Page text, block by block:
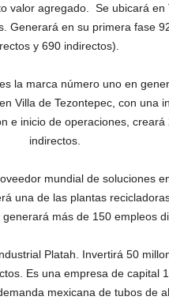
valor agregado. Se ubicará en
Generará en su primera fase
y 690 indirectos).
la marca número uno en
Villa de Tezontepec, con una
e inicio de operaciones,
indirectos.
mundial de soluciones
una de las plantas
más de 150 empleos
Platah. Invertirá 50
Es una empresa de capital
mexicana de tubos de